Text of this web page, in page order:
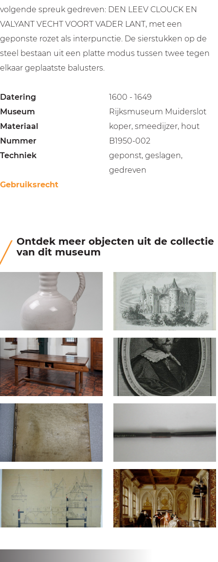
volgende spreuk gedreven: DEN LEEV CLOUCK EN
VALYANT VECHT VOORT VADER LANT, met een
geponste rozet als interpunctie. De sierstukken op de
steel bestaan uit een platte modus tussen twee tegen
elkaar geplaatste balusters.
Datering
1600 - 1649
Museum
Rijksmuseum Muiderslot
Materiaal
koper, smeedijzer, hout
Nummer
B1950-002
Techniek
geponst, geslagen,
gedreven
Gebruiksrecht
Ontdek meer objecten uit de collectie
van dit museum